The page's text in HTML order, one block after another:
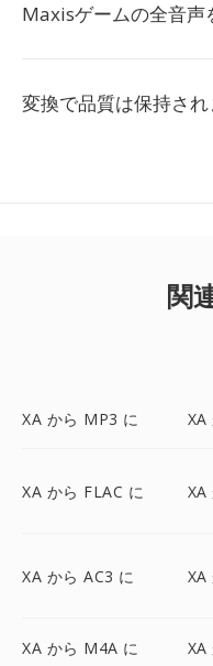
Maxisゲームの全音声
変換で品質は保持され
関
XA から MP3 に XA
XA から FLAC に XA
XA から AC3 に XA
XA から M4A に XA